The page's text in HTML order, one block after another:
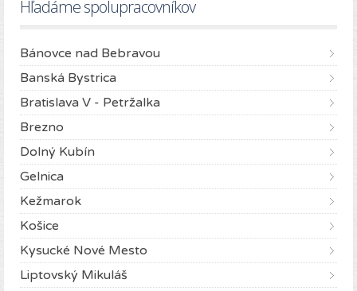
Hľadáme spolupracovníkov
Bánovce nad Bebravou
Banská Bystrica
Bratislava V - Petržalka
Brezno
Dolný Kubín
Gelnica
Kežmarok
Košice
Kysucké Nové Mesto
Liptovský Mikuláš